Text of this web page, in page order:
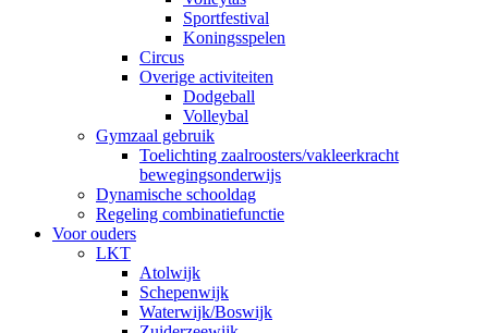
Sportfestival
Koningsspelen
Circus
Overige activiteiten
Dodgeball
Volleybal
Gymzaal gebruik
Toelichting zaalroosters/vakleerkracht
bewegingsonderwijs
Dynamische schooldag
Regeling combinatiefunctie
Voor ouders
LKT
Atolwijk
Schepenwijk
Waterwijk/Boswijk